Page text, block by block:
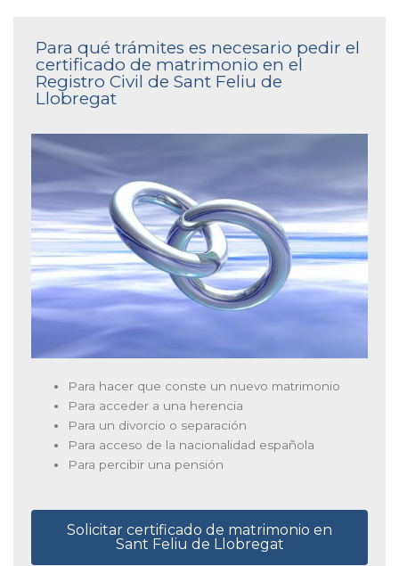
Para qué trámites es necesario pedir el
certificado de matrimonio en el
Registro Civil de Sant Feliu de
Llobregat
Para hacer que conste un nuevo matrimonio
Para acceder a una herencia
Para un divorcio o separación
Para acceso de la nacionalidad española
Para percibir una pensión
Solicitar certificado de matrimonio en
Sant Feliu de Llobregat